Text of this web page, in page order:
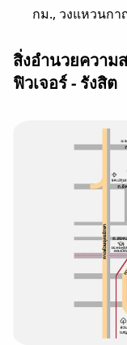
กม., วงแหวนกา
สิ่งอำนวยความ
ฟิวเจอร์ - รังสิต